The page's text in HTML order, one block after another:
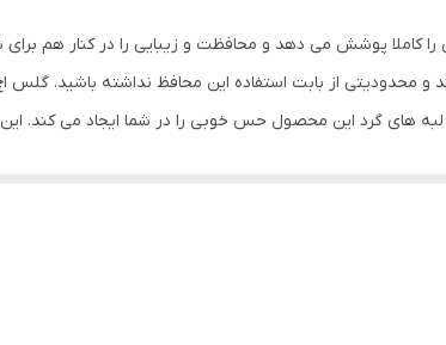
کاملا پوشش می دهد و محافظت و زیبایی را در کنار هم
محدودیتی از بابت استفاده این محافظ نداشته باشید.
لبه های گرد این محصول حس خوبی را در شما ایجاد می